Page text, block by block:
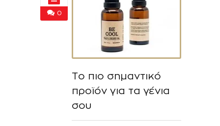
0
Το πιο σημαντικό
προϊόν για τα γένια
σου